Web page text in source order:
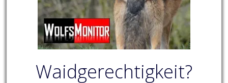
Waidgerechtigkeit?